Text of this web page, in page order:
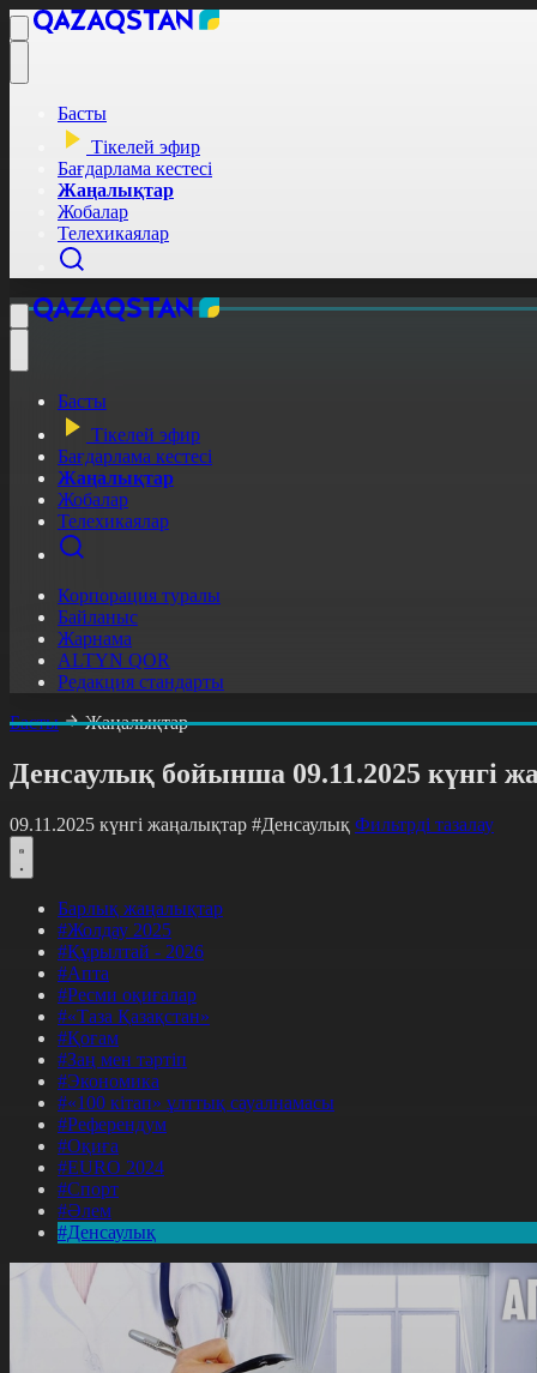
Басты
Тікелей эфир
Бағдарлама кестесі
Жаңалықтар
Жобалар
Телехикаялар
Басты
Тікелей эфир
Бағдарлама кестесі
Жаңалықтар
Жобалар
Телехикаялар
Корпорация туралы
Байланыс
Жарнама
ALTYN QOR
Редакция стандарты
Басты
Жаңалықтар
Денсаулық бойынша 09.11.2025 күнгі
09.11.2025 күнгі жаңалықтар #Денсаулық Фильтрді тазалау
Барлық жаңалықтар
#Жолдау 2025
#Құрылтай - 2026
#Апта
#Ресми оқиғалар
#«Таза Қазақстан»
#Қоғам
#Заң мен тәртіп
#Экономика
#«100 кітап» ұлттық сауалнамасы
#Референдум
#Оқиға
#EURO 2024
#Спорт
#Әлем
#Денсаулық